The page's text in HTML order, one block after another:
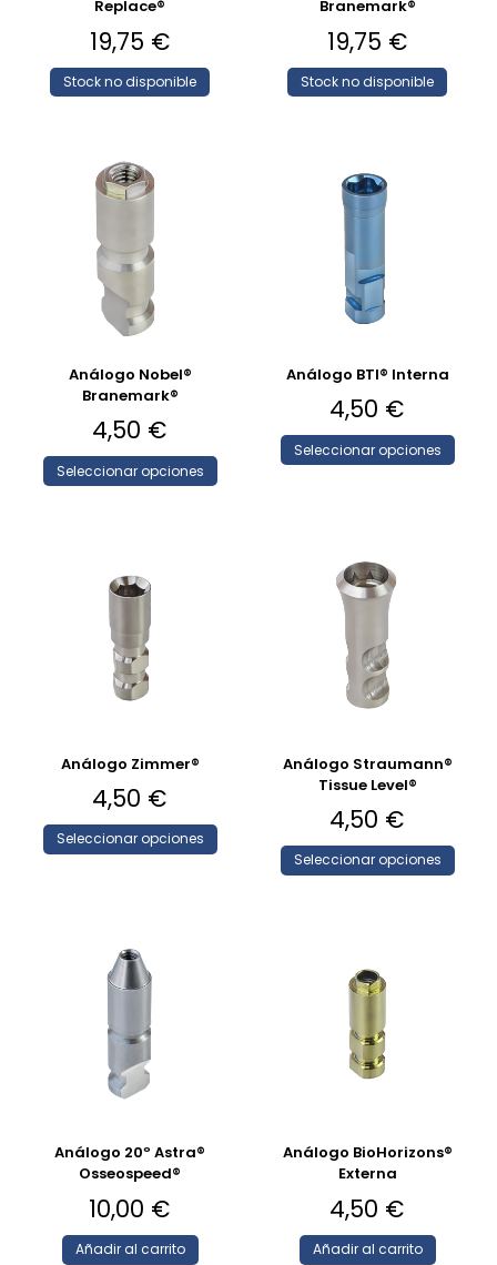
Replace®
19,75 €
Stock no disponible
Branemark®
19,75 €
Stock no disponible
Análogo Nobel®
Branemark®
4,50 €
Seleccionar opciones
Análogo BTI® Interna
4,50 €
Seleccionar opciones
Análogo Zimmer®
4,50 €
Seleccionar opciones
Análogo Straumann®
Tissue Level®
4,50 €
Seleccionar opciones
Análogo 20º Astra®
Osseospeed®
10,00 €
Añadir al carrito
Análogo BioHorizons®
Externa
4,50 €
Añadir al carrito